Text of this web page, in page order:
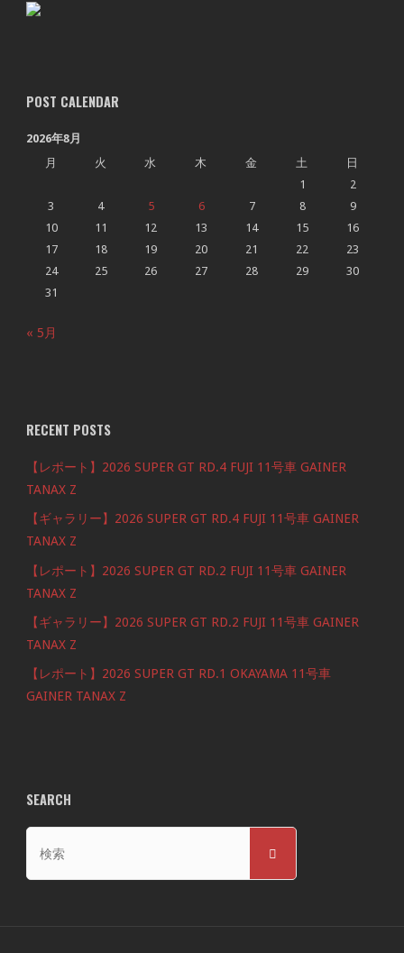
POST CALENDAR
2026年8月
月
火 水 木 金 土
日
1
2
3
4 5 6 7 8
9
10
11 12 13 14 15
16
17
18 19 20 21 22
23
24
25 26 27 28 29
30
31
« 5月
RECENT POSTS
【レポート】2026 SUPER GT RD.4 FUJI 11号車 GAINER
TANAX Z
【ギャラリー】2026 SUPER GT RD.4 FUJI 11号車 GAINER
TANAX Z
【レポート】2026 SUPER GT RD.2 FUJI 11号車 GAINER
TANAX Z
【ギャラリー】2026 SUPER GT RD.2 FUJI 11号車 GAINER
TANAX Z
【レポート】2026 SUPER GT RD.1 OKAYAMA 11号車
GAINER TANAX Z
SEARCH
対
検